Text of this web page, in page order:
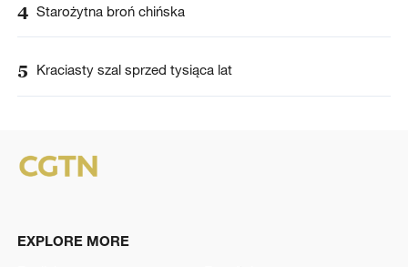
4 Starożytna broń chińska
5 Kraciasty szal sprzed tysiąca lat
EXPLORE MORE